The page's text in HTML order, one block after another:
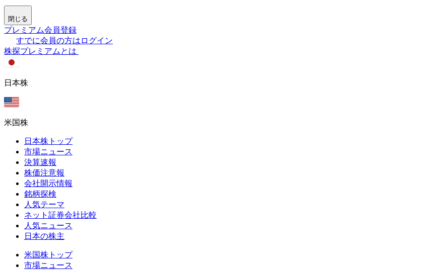
閉じる
プレミアム会員登録
すでに会員の方はログイン
株探プレミアムとは
日本株
米国株
日本株トップ
市場ニュース
決算速報
株価注意報
会社開示情報
銘柄探検
人気テーマ
ネット証券会社比較
人気ニュース
日本の株主
米国株トップ
市場ニュース